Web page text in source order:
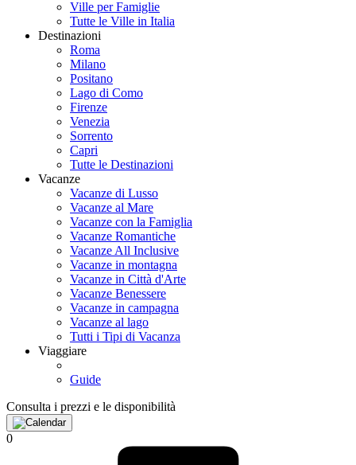
Ville per Famiglie
Tutte le Ville in Italia
Destinazioni
Roma
Milano
Positano
Lago di Como
Firenze
Venezia
Sorrento
Capri
Tutte le Destinazioni
Vacanze
Vacanze di Lusso
Vacanze al Mare
Vacanze con la Famiglia
Vacanze Romantiche
Vacanze All Inclusive
Vacanze in montagna
Vacanze in Città d'Arte
Vacanze Benessere
Vacanze in campagna
Vacanze al lago
Tutti i Tipi di Vacanza
Viaggiare
Guide
Consulta i prezzi e le disponibilità
0